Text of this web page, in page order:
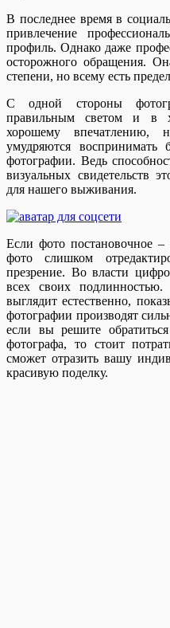
В последнее время в
привлечение
профиль. Однако даже
осторожного обращения.
степени, но всему есть
С одной стороны
правильным светом и в
хорошему
умудряются воспринимать
фотографии. Ведь
визуальных свидетельств
для нашего выживания.
Если фото постановочное –
фото слишком
презрение. Во власти
всех своих
выглядит естественно,
фотографии производят
если вы решите
фотографа, то стоит
сможет отразить вашу
красивую поделку.